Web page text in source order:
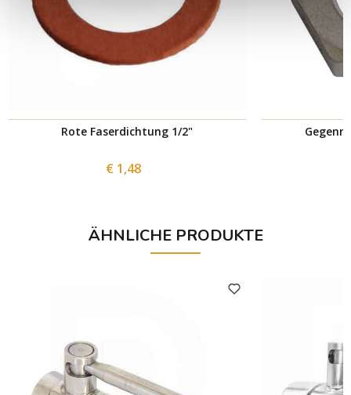
Rote Faserdichtung 1/2"
€ 1,48
ÄHNLICHE PRODUKTE